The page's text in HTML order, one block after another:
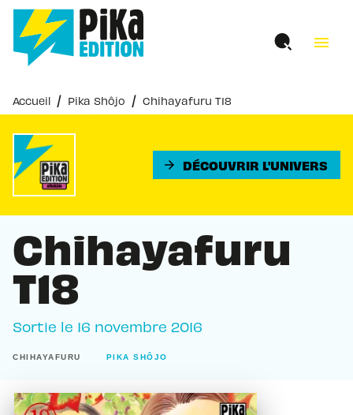
MENU RECHERCHE
PIED DE PAGE
menu
Accueil / Pika Shôjo / Chihayafuru T18
arrow_forward DÉCOUVRIR L'UNIVERS
Chihayafuru
T18
Sortie le 16 novembre 2016
CHIHAYAFURU PIKA SHÔJO